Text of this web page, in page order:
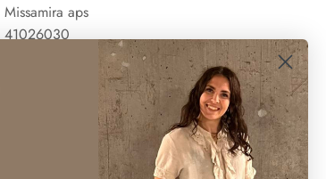
Missamira aps
41026030